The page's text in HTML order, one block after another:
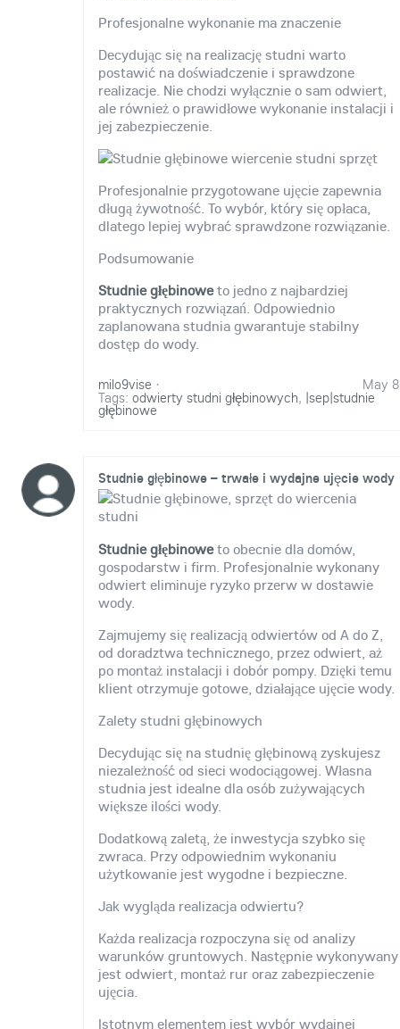
Profesjonalne wykonanie ma znaczenie
Decydując się na realizację studni warto
postawić na doświadczenie i sprawdzone
realizacje. Nie chodzi wyłącznie o sam odwiert,
ale również o prawidłowe wykonanie instalacji i
jej zabezpieczenie.
Profesjonalnie przygotowane ujęcie zapewnia
długą żywotność. To wybór, który się opłaca,
dlatego lepiej wybrać sprawdzone rozwiązanie.
Podsumowanie
Studnie głębinoweto jedno z najbardziej
praktycznych rozwiązań. Odpowiednio
zaplanowana studnia gwarantuje stabilny
dostęp do wody.
milo9vise May 8
·
Tags: odwierty studni głębinowych, |sep|studnie
głębinowe
Studnie głębinowe – trwałe i wydajne ujęcie wody
Studnie głębinoweto obecnie dla domów,
gospodarstw i firm. Profesjonalnie wykonany
odwiert eliminuje ryzyko przerw w dostawie
wody.
Zajmujemy się realizacją odwiertów od A do Z,
od doradztwa technicznego, przez odwiert, aż
po montaż instalacji i dobór pompy. Dzięki temu
klient otrzymuje gotowe, działające ujęcie wody.
Zalety studni głębinowych
Decydując się na studnię głębinową zyskujesz
niezależność od sieci wodociągowej. Własna
studnia jest idealne dla osób zużywających
większe ilości wody.
Dodatkową zaletą, że inwestycja szybko się
zwraca. Przy odpowiednim wykonaniu
użytkowanie jest wygodne i bezpieczne.
Jak wygląda realizacja odwiertu?
Każda realizacja rozpoczyna się od analizy
warunków gruntowych. Następnie wykonywany
jest odwiert, montaż rur oraz zabezpieczenie
ujęcia.
Istotnym elementem jest wybór wydajnej